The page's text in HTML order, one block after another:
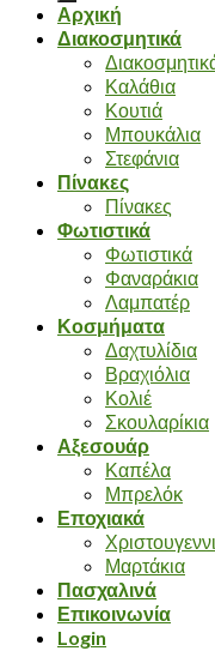
Αρχική
Διακοσμητικά
Καλάθια
Κουτιά
Μπουκάλια
Στεφάνια
Πίνακες
Πίνακες
Φωτιστικά
Φωτιστικά
Φαναράκια
Λαμπατέρ
Κοσμήματα
Δαχτυλίδια
Βραχιόλια
Κολιέ
Σκουλαρίκια
Αξεσουάρ
Καπέλα
Μπρελόκ
Εποχιακά
Μαρτάκια
Πασχαλινά
Επικοινωνία
Login